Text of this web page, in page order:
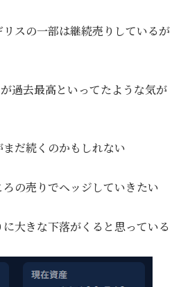
スの一部は継続売りしているが
過去最高といってたような気が
だ続くのかもしれない
の売りでヘッジしていきたい
大きな下落がくると思っている